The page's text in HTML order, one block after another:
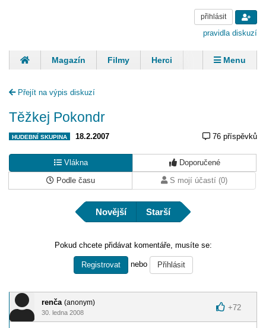
přihlásit
pravidla diskuzí
Magazín Filmy Herci
Zpěváci
Panovníci
Finančníci
Menu
Přejít na výpis diskuzí
Těžkej Pokondr
HUDEBNÍ SKUPINA 18.2.2007 76 příspěvků
Vlákna
Doporučené
Podle času
S mojí účastí (0)
Novější Starší
Pokud chcete přidávat komentáře, musíte se:
Registrovat nebo Přihlásit
renča (anonym)
30. ledna 2008
+72